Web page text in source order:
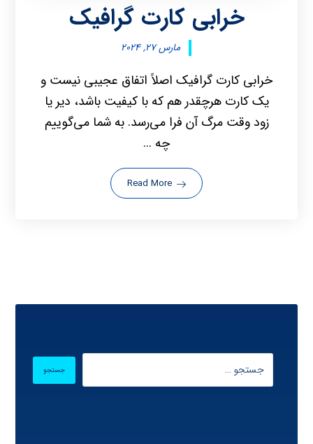
خرابی کارت گرافیک
مارس ۲۷, ۲۰۲۴
خرابی کارت گرافیک اصلاً اتفاق عجیبی نیست و
یک کارت هرچقدر هم که با کیفیت باشد، دیر یا
زود وقت مرگ آن فرا می‌رسد. به شما می‌گوییم
چه ...
Read More